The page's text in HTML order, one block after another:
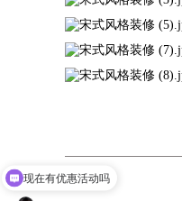
现在有优惠活动吗